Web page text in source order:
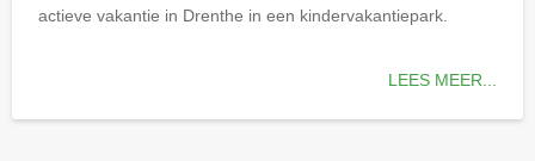
actieve vakantie in Drenthe in een kindervakantiepark.
LEES MEER...